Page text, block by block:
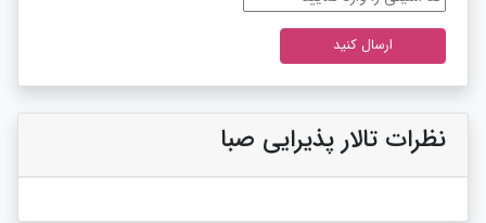
نظرات تالار پذیرایی صبا